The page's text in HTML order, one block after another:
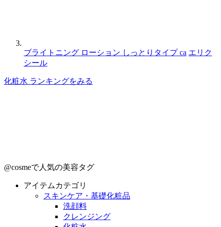
ブライトニング ローション しっとりタイプ ca エリク
シール
化粧水 ランキングをみる
@cosmeで人気の美容タグ
アイテムカテゴリ
スキンケア・基礎化粧品
洗顔料
クレンジング